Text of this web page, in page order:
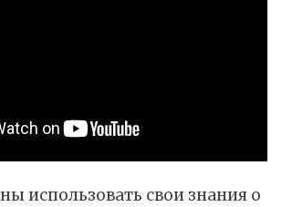
использовать свои знания о